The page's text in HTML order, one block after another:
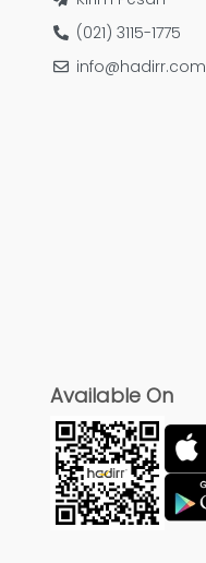
(021) 3115-1775
info@hadirr.com
Available On